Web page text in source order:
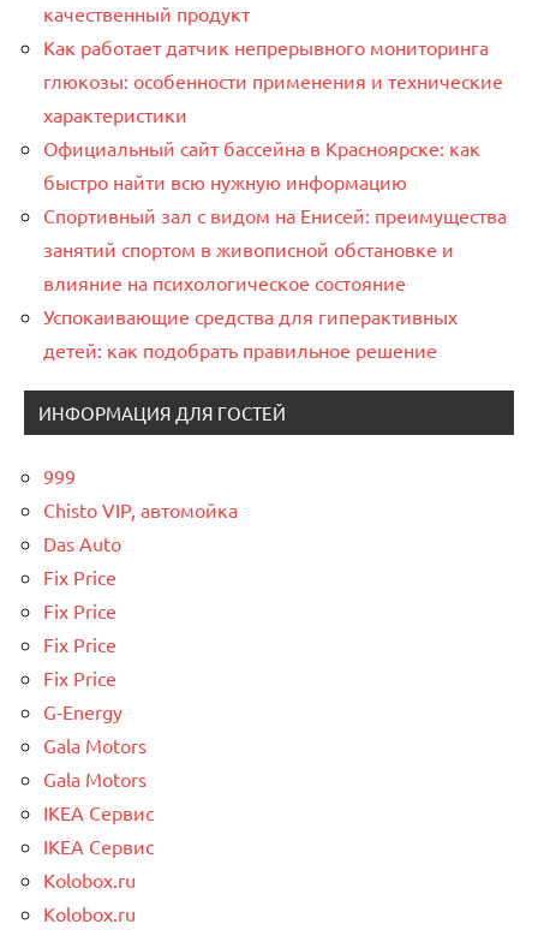
качественный продукт
Как работает датчик непрерывного мониторинга
глюкозы: особенности применения и технические
характеристики
Официальный сайт бассейна в Красноярске: как
быстро найти всю нужную информацию
Спортивный зал с видом на Енисей: преимущества
занятий спортом в живописной обстановке и
влияние на психологическое состояние
Успокаивающие средства для гиперактивных
детей: как подобрать правильное решение
ИНФОРМАЦИЯ ДЛЯ ГОСТЕЙ
999
Chisto VIP, автомойка
Das Auto
Fix Price
Fix Price
Fix Price
Fix Price
G-Energy
Gala Motors
Gala Motors
IKEA Сервис
IKEA Сервис
Kolobox.ru
Kolobox.ru